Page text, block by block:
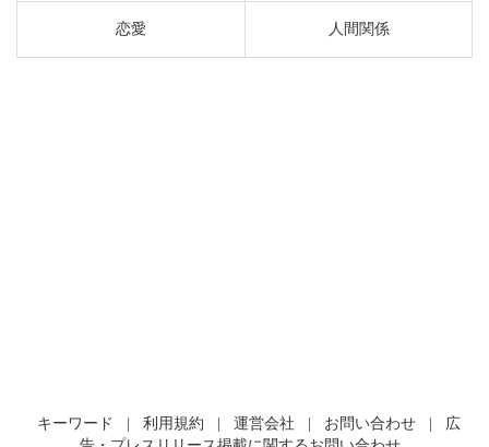
恋愛 人間関係
キーワード 利用規約 運営会社 お問い合わせ
広